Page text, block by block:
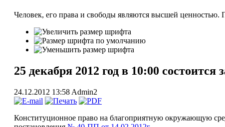
Человек, его права и свободы являются высшей ценностью.
25 декабря 2012 год в 10:00
24.12.2012 13:58 Admin2
Конституционное право на благоприятную окружающую